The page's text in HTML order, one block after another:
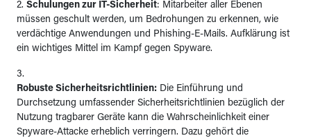
2. Schulungen zur IT-Sicherheit: Mitarbeiter aller Ebenen
müssen geschult werden, um Bedrohungen zu erkennen, wie
verdächtige Anwendungen und Phishing-E-Mails. Aufklärung ist
ein wichtiges Mittel im Kampf gegen Spyware.
3.
Robuste Sicherheitsrichtlinien: Die Einführung und
Durchsetzung umfassender Sicherheitsrichtlinien bezüglich der
Nutzung tragbarer Geräte kann die Wahrscheinlichkeit einer
Spyware-Attacke erheblich verringern. Dazu gehört die